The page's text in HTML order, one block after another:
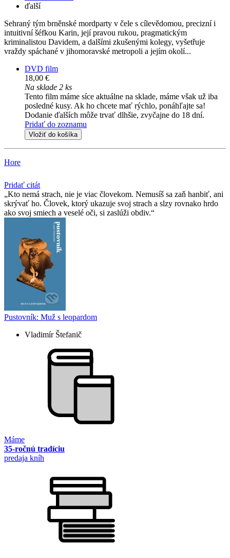
ďalší
Sehraný tým brněnské mordparty v čele s cílevědomou, precizní i
intuitivní šéfkou Karin, její pravou rukou, pragmatickým
kriminalistou Davidem, a dalšími zkušenými kolegy, vyšetřuje
vraždy spáchané v jihomoravské metropoli a jejím okolí...
DVD film
18,00 €
Na sklade 2 ks
Tento film máme síce aktuálne na sklade, máme však už iba
posledné kusy. Ak ho chcete mať rýchlo, ponáhľajte sa!
Dodanie ďalších môže trvať dlhšie, zvyčajne do 18 dní.
Pridať do zoznamu
Vložiť do košíka
Hore
Pridať citát
Kto nemá strach, nie je viac človekom. Nemusíš sa zaň hanbiť, ani
skrývať ho. Človek, ktorý ukazuje svoj strach a slzy rovnako hrdo
ako svoj smiech a veselé oči, si zaslúži obdiv.
Pustovník: Muž s leopardom
Vladimír Štefanič
Máme
35-ročnú tradíciu
predaja kníh